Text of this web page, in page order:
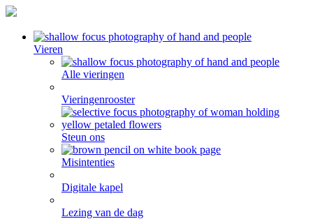
Vieren
Alle vieringen
Vieringenrooster
Steun ons
Misintenties
Digitale kapel
Lezing van de dag